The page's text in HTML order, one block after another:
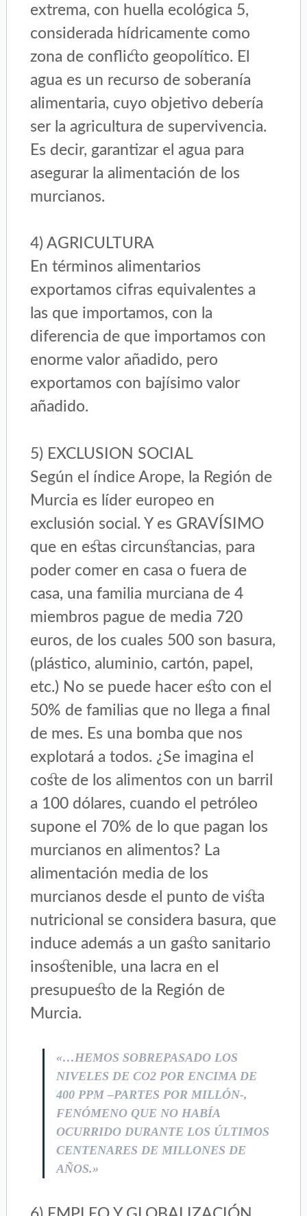
extrema, con huella ecológica 5,
considerada hídricamente como
zona de conflicto geopolítico. El
agua es un recurso de soberanía
alimentaria, cuyo objetivo debería
ser la agricultura de supervivencia.
Es decir, garantizar el agua para
asegurar la alimentación de los
murcianos.
4) AGRICULTURA
En términos alimentarios
exportamos cifras equivalentes a
las que importamos, con la
diferencia de que importamos con
enorme valor añadido, pero
exportamos con bajísimo valor
añadido.
5) EXCLUSION SOCIAL
Según el índice Arope, la Región de
Murcia es líder europeo en
exclusión social. Y es GRAVÍSIMO
que en estas circunstancias, para
poder comer en casa o fuera de
casa, una familia murciana de 4
miembros pague de media 720
euros, de los cuales 500 son basura,
(plástico, aluminio, cartón, papel,
etc.) No se puede hacer esto con el
50% de familias que no llega a final
de mes. Es una bomba que nos
explotará a todos. ¿Se imagina el
coste de los alimentos con un barril
a 100 dólares, cuando el petróleo
supone el 70% de lo que pagan los
murcianos en alimentos? La
alimentación media de los
murcianos desde el punto de vista
nutricional se considera basura, que
induce además a un gasto sanitario
insostenible, una lacra en el
presupuesto de la Región de
Murcia.
«…HEMOS SOBREPASADO LOS
NIVELES DE CO2 POR ENCIMA DE
400 PPM –PARTES POR MILLÓN-,
FENÓMENO QUE NO HABÍA
OCURRIDO DURANTE LOS ÚLTIMOS
CENTENARES DE MILLONES DE
AÑOS.»